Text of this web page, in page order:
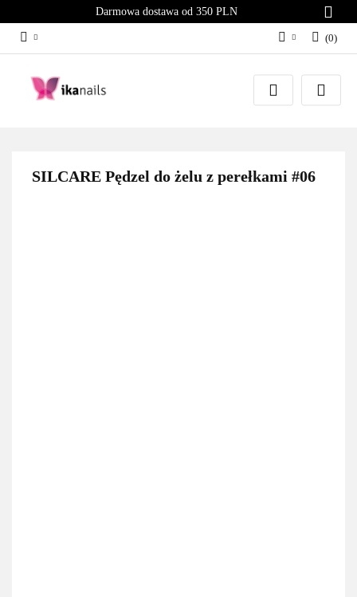
Darmowa dostawa od 350 PLN
Zaloguj się
Załóż konto
(0)
SILCARE Pędzel do żelu z perełkami #06